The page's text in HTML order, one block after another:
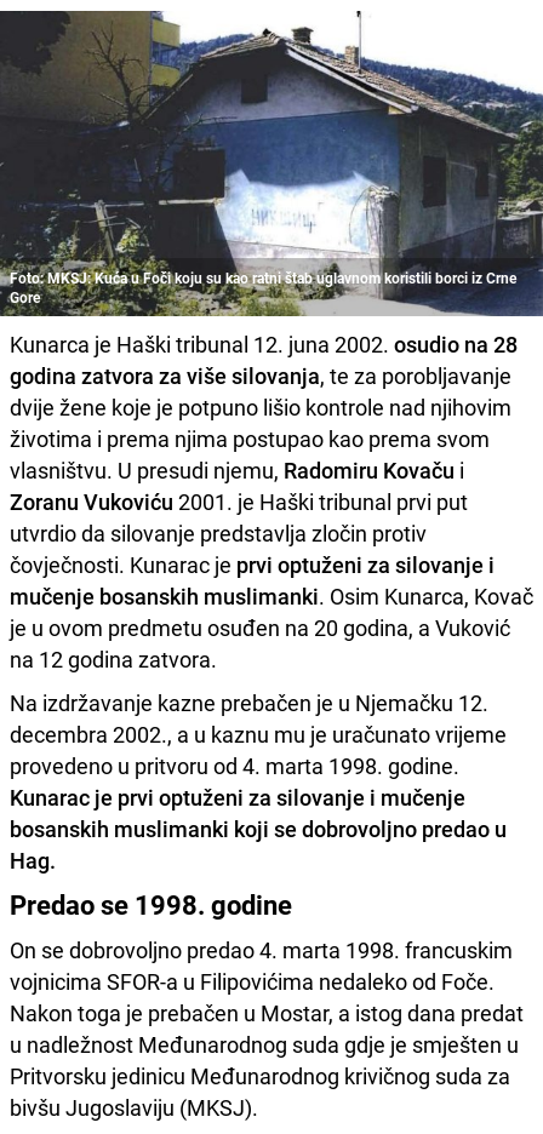
Foto: MKSJ: Kuća u Foči koju su kao ratni štab uglavnom koristili borci iz Crne
Gore
Kunarca je Haški tribunal 12. juna 2002. osudio na 28
godina zatvora za više silovanja, te za porobljavanje
dvije žene koje je potpuno lišio kontrole nad njihovim
životima i prema njima postupao kao prema svom
vlasništvu. U presudi njemu, Radomiru Kovaču i
Zoranu Vukoviću 2001. je Haški tribunal prvi put
utvrdio da silovanje predstavlja zločin protiv
čovječnosti. Kunarac je prvi optuženi za silovanje i
mučenje bosanskih muslimanki. Osim Kunarca, Kovač
je u ovom predmetu osuđen na 20 godina, a Vuković
na 12 godina zatvora.
Na izdržavanje kazne prebačen je u Njemačku 12.
decembra 2002., a u kaznu mu je uračunato vrijeme
provedeno u pritvoru od 4. marta 1998. godine.
Kunarac je prvi optuženi za silovanje i mučenje
bosanskih muslimanki koji se dobrovoljno predao u
Hag.
Predao se 1998. godine
On se dobrovoljno predao 4. marta 1998. francuskim
vojnicima SFOR-a u Filipovićima nedaleko od Foče.
Nakon toga je prebačen u Mostar, a istog dana predat
u nadležnost Međunarodnog suda gdje je smješten u
Pritvorsku jedinicu Međunarodnog krivičnog suda za
bivšu Jugoslaviju (MKSJ).